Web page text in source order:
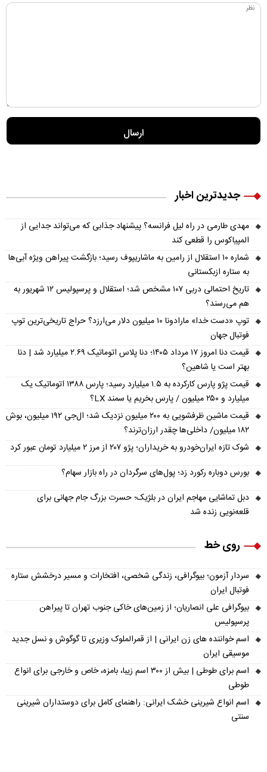
جدیدترین اخبار
مهدی طارمی در راه لیل فرانسه؟ پیشنهاد جذابی که می‌تواند جدایی از
المپیاکوس را قطعی کند
شماره ۱۰ استقلال از رامین به ماشاریپوف رسید؛ بازگشت پیراهن ویژه آبی‌ها
به ستاره ازبکستانی
تاریخ احتمالی دربی ۱۰۷ مشخص شد؛ استقلال و پرسپولیس ۱۲ شهریور به
هم می‌رسند؟
توپ «دست خدا» مارادونا ۱۰ میلیون دلار می‌ارزد؟ حراج تاریخی‌ترین توپ
فوتبال جهان
قیمت دنا امروز ۱۷ مرداد ۱۴۰۵؛ دنا پلاس اتوماتیک ۲.۶۹ میلیارد شد | دنا
بهتر است یا شاهین؟
قیمت پژو پارس کارکرده به ۱.۵ میلیارد رسید؛ پارس ۱۳۸۸ اتوماتیک یک
میلیارد و ۲۵۰ میلیون / پارس بخریم یا سمند LX؟
قیمت ماشین ظرفشویی به ۲۰۰ میلیون نزدیک شد؛ ال‌جی ۱۹۲ میلیون، بوش
۱۸۲ میلیون/ داخلی‌ها چقدر ارزان‌ترند؟
شوک تازه ایران‌خودرو به خریداران؛ پژو ۲۰۷ از مرز ۲ میلیارد تومان عبور کرد
بورس دوباره رکورد زد؛ پول‌های سرگردان در راه بازار سهام؟
دبل تماشایی مهاجم ایران در بلژیک؛ حسرت بزرگ جام جهانی برای
قلعه‌نویی زنده شد
روی خط
سردار آزمون؛ بیوگرافی، زندگی شخصی، افتخارات و مسیر درخشش ستاره
فوتبال ایران
بیوگرافی علی انصاریان؛ از زمین‌های خاکی جنوب تهران تا پیراهن
پرسپولیس
اسم خواننده های زن ایرانی | از قمرالملوک وزیری تا گوگوش و نسل جدید
موسیقی ایران
اسم برای طوطی | بیش از ۳۰۰ اسم زیبا، بامزه، خاص و خارجی برای انواع
طوطی
اسم انواع شیرینی خشک ایرانی: راهنمای کامل برای دوستداران شیرینی
سنتی